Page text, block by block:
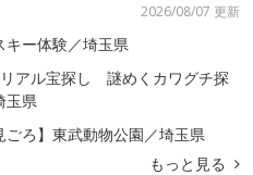
2026/08/07 更新
キー体験／埼玉県
アル宝探し 謎めくカワグチ探
玉県
ごろ】東武動物公園／埼玉県
もっと見る